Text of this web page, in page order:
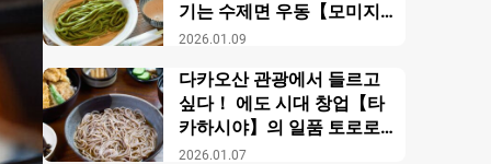
2026.01.09
기는 수제면 우동【모미지
야】
2026.01.07
다카오산 관광에서 들르고
싶다！ 에도 시대 창업【타
카하시야】의 일품 토로로
소바